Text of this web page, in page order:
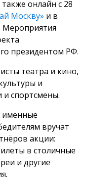
онлайн с 28
Москву» и в
Мероприятия
президентом РФ.
театра и кино,
и
и спортсмены.
именные
вручат
акции:
в столичные
и другие